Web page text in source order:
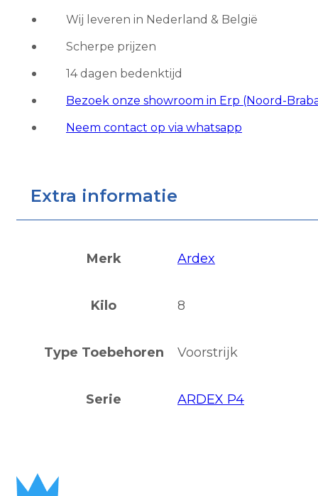
Wij leveren in Nederland & België
Scherpe prijzen
14 dagen bedenktijd
Bezoek onze showroom in Erp (Noord-
Neem contact op via whatsapp
Extra informatie
Merk Ardex
Kilo 8
Type Toebehoren Voorstrijk
Serie ARDEX P4